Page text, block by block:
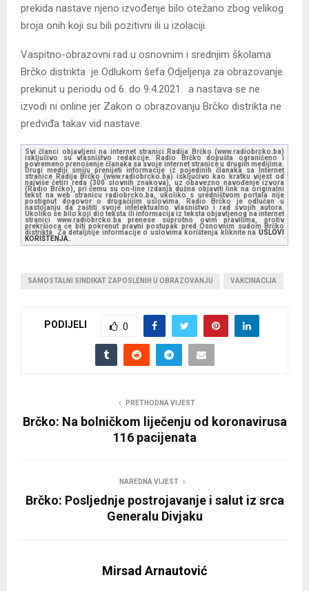
prekida nastave njeno izvođenje bilo otežano zbog velikog
broja onih koji su bili pozitivni ili u izolaciji.
Vaspitno-obrazovni rad u osnovnim i srednjim školama
Brčko distrikta je Odlukom šefa Odjeljenja za obrazovanje
prekinut u periodu od 6. do 9.4.2021. a nastava se ne
izvodi ni online jer Zakon o obrazovanju Brčko distrikta ne
predviđa takav vid nastave.
Svi članci objavljeni na internet stranici Radija Brčko (www.radiobrcko.ba)
isključivo su vlasništvo redakcije. Radio Brčko dopušta ograničeno i
povremeno prenošenje članaka sa svoje internet stranice u drugim medijima.
Drugi mediji smiju prenijeti informacije iz pojedinih članaka sa Internet
stranice Radija Brčko (www.radiobrcko.ba) isključivo kao kratku vijest od
najviše četiri reda (300 slovnih znakova), uz obavezno navođenje izvora
(Radio Brčko), pri čemu su on-line izdanja dužna objaviti link na originalni
tekst na web stranicu radiobrcko.ba, ukoliko s uredništvom portala nije
postignut dogovor o drugačijim uslovima. Radio Brčko je odlučan u
nastojanju da zaštiti svoje intelektualno vlasništvo i rad svojih autora.
Ukoliko se bilo koji dio teksta ili informacija iz teksta objavljenog na internet
stranici www.radiobrcko.ba prenese suprotno ovim pravilima, protiv
prekršioca će biti pokrenut pravni postupak pred Osnovnim sudom Brčko
distrikta. Za detaljnije informacije o uslovima korištenja kliknite na USLOVI
KORIŠTENJA.
SAMOSTALNI SINDIKAT ZAPOSLENIH U OBRAZOVANJU VAKCINACIJA
PODIJELI 0
PRETHODNA VIJEST
Brčko: Na bolničkom liječenju od koronavirusa
116 pacijenata
NAREDNA VIJEST
Brčko: Posljednje postrojavanje i salut iz srca
Generalu Divjaku
Mirsad Arnautović